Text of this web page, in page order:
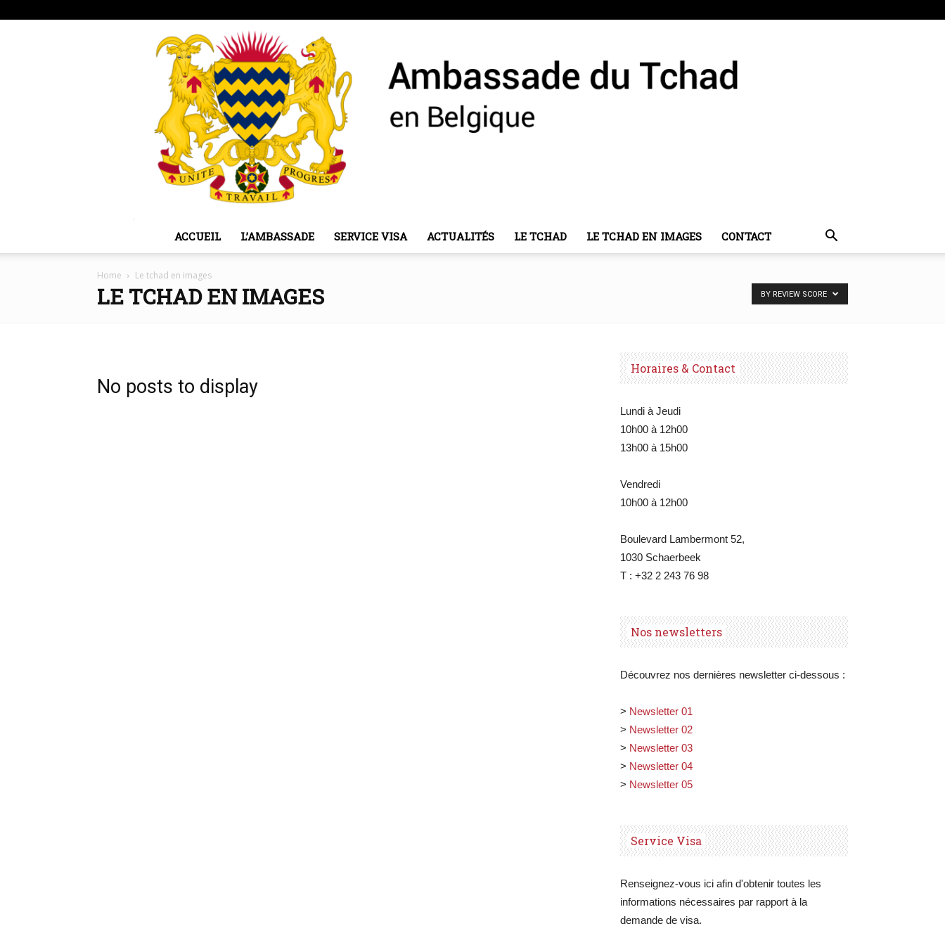
ACCUEIL L’AMBASSADE SERVICE VISA ACTUALITÉS LE TCHAD LE TCHAD EN IMAGES CONTACT
Home Le tchad en images
LE TCHAD EN IMAGES BY REVIEW SCORE
No posts to display
Horaires & Contact
Lundi à Jeudi
10h00 à 12h00
13h00 à 15h00
Vendredi
10h00 à 12h00
Boulevard Lambermont 52,
1030 Schaerbeek
T : +32 2 243 76 98
Nos newsletters
Découvrez nos dernières newsletter ci-dessous :
> Newsletter 01
> Newsletter 02
> Newsletter 03
> Newsletter 04
> Newsletter 05
Service Visa
Renseignez-vous ici afin d'obtenir toutes les
informations nécessaires par rapport à la
demande de visa.